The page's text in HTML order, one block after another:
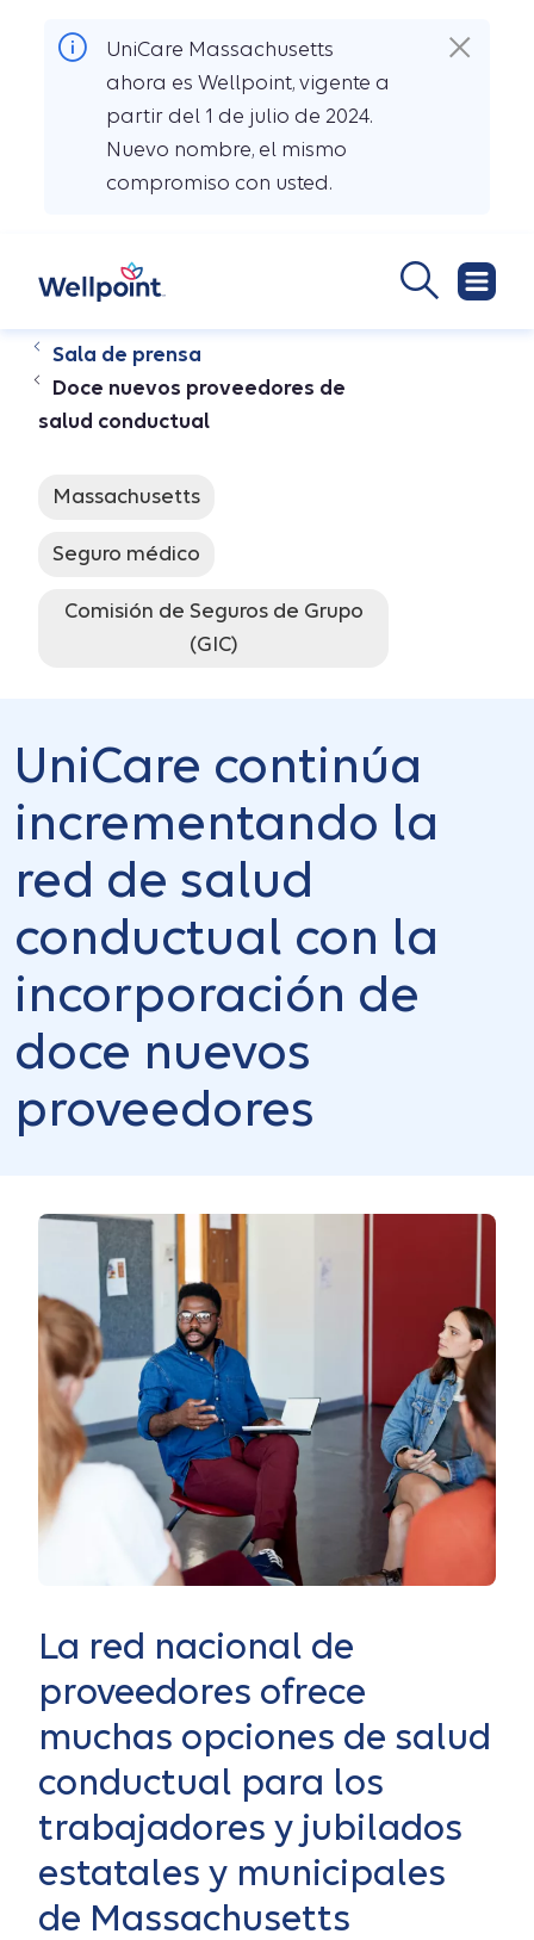
UniCare Massachusetts
ahora es Wellpoint, vigente a
partir del 1 de julio de 2024.
Nuevo nombre, el mismo
compromiso con usted.
Sala de prensa
Doce nuevos proveedores de
salud conductual
Massachusetts
Seguro médico
Comisión de Seguros de Grupo
(GIC)
UniCare continúa
incrementando la
red de salud
conductual con la
incorporación de
doce nuevos
proveedores
La red nacional de
proveedores ofrece
muchas opciones de salud
conductual para los
trabajadores y jubilados
estatales y municipales
de Massachusetts